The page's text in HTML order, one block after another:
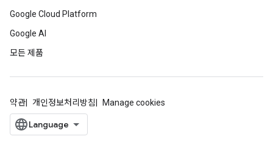
Google Cloud Platform
Google AI
모든 제품
약관 개인정보처리방침 Manage cookies